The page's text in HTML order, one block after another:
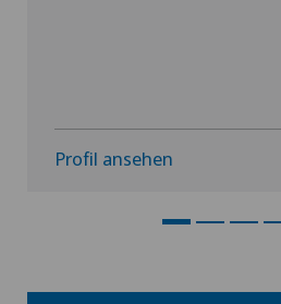
Profil ansehen